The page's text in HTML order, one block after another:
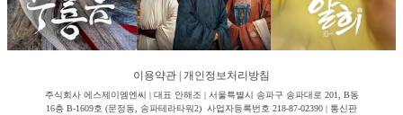
이용약관 개인정보처리방침
주식회사 에스제이엠엔씨 | 대표 안해조 | 서울특별시 송파구 송파대로 201, B동
16층 B-1609호 (문정동, 송파테라타워2) 사업자등록번호 218-87-02390 | 통신판